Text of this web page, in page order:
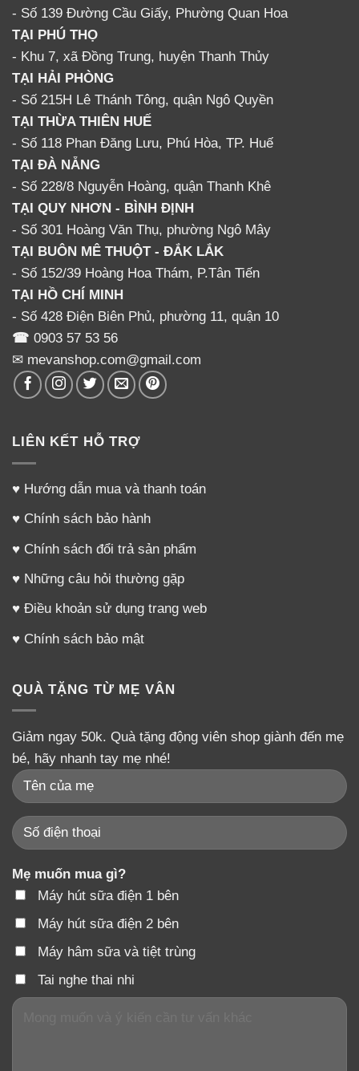
- Số 139 Đường Cầu Giấy, Phường Quan Hoa
TẠI PHÚ THỌ
- Khu 7, xã Đồng Trung, huyện Thanh Thủy
TẠI HẢI PHÒNG
- Số 215H Lê Thánh Tông, quận Ngô Quyền
TẠI THỪA THIÊN HUẾ
- Số 118 Phan Đăng Lưu, Phú Hòa, TP. Huế
TẠI ĐÀ NẴNG
- Số 228/8 Nguyễn Hoàng, quận Thanh Khê
TẠI QUY NHƠN - BÌNH ĐỊNH
- Số 301 Hoàng Văn Thụ, phường Ngô Mây
TẠI BUÔN MÊ THUỘT - ĐẮK LẮK
- Số 152/39 Hoàng Hoa Thám, P.Tân Tiến
TẠI HỒ CHÍ MINH
- Số 428 Điện Biên Phủ, phường 11, quận 10
☎ 0903 57 53 56
✉ mevanshop.com@gmail.com
LIÊN KẾT HỖ TRỢ
♥ Hướng dẫn mua và thanh toán
♥ Chính sách bảo hành
♥ Chính sách đổi trả sản phẩm
♥ Những câu hỏi thường gặp
♥ Điều khoản sử dụng trang web
♥ Chính sách bảo mật
QUÀ TẶNG TỪ MẸ VÂN
Giảm ngay 50k. Quà tặng động viên shop giành đến mẹ
bé, hãy nhanh tay mẹ nhé!
Mẹ muốn mua gì?
Máy hút sữa điện 1 bên
Máy hút sữa điện 2 bên
Máy hâm sữa và tiệt trùng
Tai nghe thai nhi